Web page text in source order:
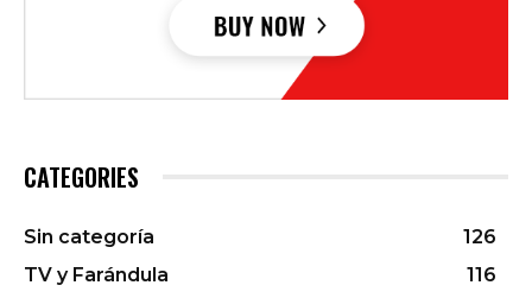
CATEGORIES
Sin categoría
126
TV y Farándula
116